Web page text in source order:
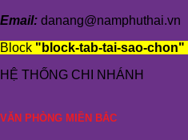
Email: danang@namphuthai.vn
Block "block-tab-tai-sao-chon"
HỆ THỐNG CHI NHÁNH
VĂN PHÒNG MIỀN BẮC